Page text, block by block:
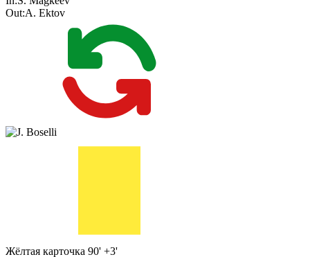
Out:A. Ektov
Жёлтая карточка 90' +3'